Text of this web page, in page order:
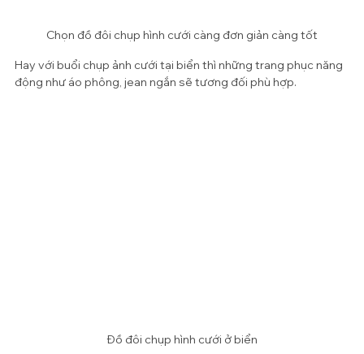
Chọn đồ đôi chụp hình cưới càng đơn giản càng tốt
Hay với buổi chụp ảnh cưới tại biển thì những trang phục năng
động như áo phông, jean ngắn sẽ tương đối phù hợp.
Đồ đôi chụp hình cưới ở biển